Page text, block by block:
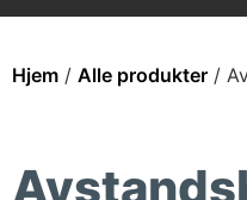
Hjem / Alle produkter /